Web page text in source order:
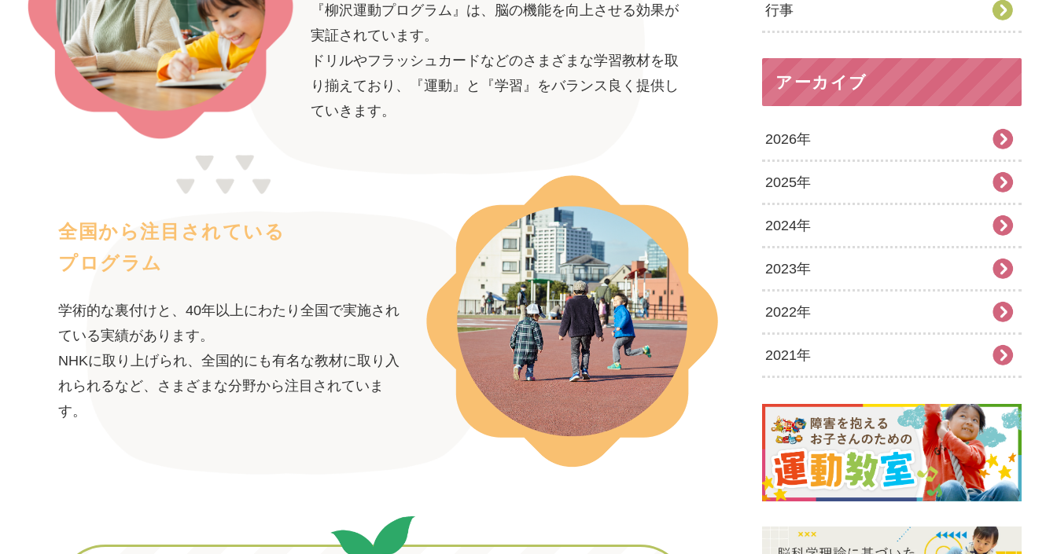
『柳沢運動プログラム』は、脳の機能を向上させる効果が
実証されています。
ドリルやフラッシュカードなどのさまざまな学習教材を取
り揃えており、『運動』と『学習』をバランス良く提供し
ていきます。
全国から注目されている
プログラム
学術的な裏付けと、40年以上にわたり全国で実施され
ている実績があります。
NHKに取り上げられ、全国的にも有名な教材に取り入
れられるなど、さまざまな分野から注目されていま
す。
行事
アーカイブ
2026年
2026年8月
2026年7月
2026年6月
2026年5月
2026年4月
2026年2月
2026年1月
2025年
2025年12月
2025年11月
2025年10月
2025年8月
2025年5月
2025年4月
2025年2月
2024年
2024年12月
2024年11月
2024年10月
2024年8月
2024年7月
2024年6月
2023年
2023年12月
2023年11月
2023年9月
2023年8月
2023年7月
2022年
2022年12月
2022年10月
2022年9月
2022年7月
2021年
2021年11月
2021年10月
2021年9月